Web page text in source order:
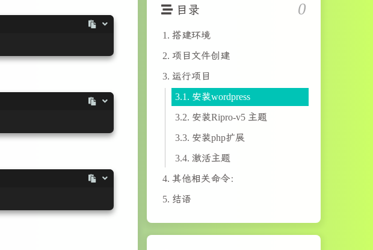
目录 0
1. 搭建环境
2. 项目文件创建
3. 运行项目
3.1. 安装wordpress
3.2. 安装Ripro-v5 主题
3.3. 安装php扩展
3.4. 激活主题
4. 其他相关命令：
5. 结语